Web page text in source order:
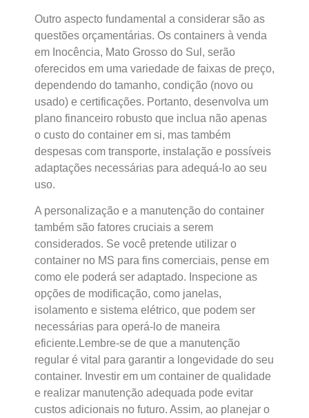
Outro aspecto fundamental a considerar são as
questões orçamentárias. Os containers à venda
em Inocência, Mato Grosso do Sul, serão
oferecidos em uma variedade de faixas de preço,
dependendo do tamanho, condição (novo ou
usado) e certificações. Portanto, desenvolva um
plano financeiro robusto que inclua não apenas
o custo do container em si, mas também
despesas com transporte, instalação e possíveis
adaptações necessárias para adequá-lo ao seu
uso.
A personalização e a manutenção do container
também são fatores cruciais a serem
considerados. Se você pretende utilizar o
container no MS para fins comerciais, pense em
como ele poderá ser adaptado. Inspecione as
opções de modificação, como janelas,
isolamento e sistema elétrico, que podem ser
necessárias para operá-lo de maneira
eficiente.Lembre-se de que a manutenção
regular é vital para garantir a longevidade do seu
container. Investir em um container de qualidade
e realizar manutenção adequada pode evitar
custos adicionais no futuro. Assim, ao planejar o